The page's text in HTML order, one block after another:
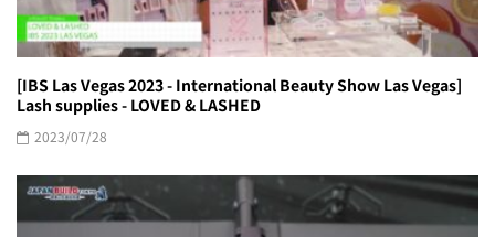
[IBS Las Vegas 2023 - International Beauty Show Las Vegas]
Lash supplies - LOVED & LASHED
2023/07/28